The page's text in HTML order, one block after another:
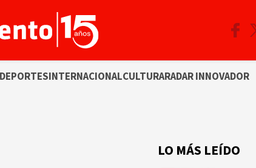
DEPORTESINTERNACIONALCULTURARADAR INNOVADOR
LO MÁS LEÍDO